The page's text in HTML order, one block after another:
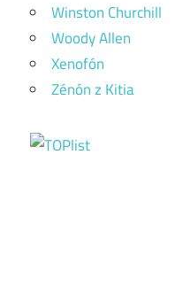
Winston Churchill
Woody Allen
Xenofón
Zénón z Kitia